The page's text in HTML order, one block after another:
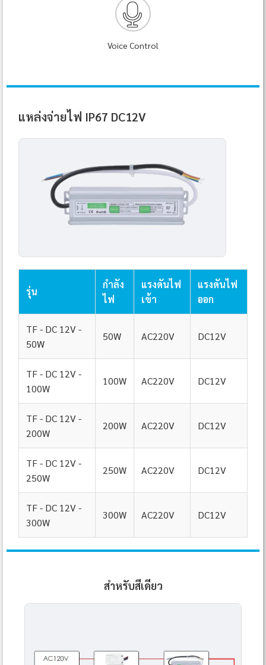
Voice Control
แหล่งจ่ายไฟ IP67 DC12V
รุ่น
กำลัง
ไฟ
แรงดันไฟ
เข้า
แรงดันไฟ
ออก
TF - DC 12V -
50W
50W AC220V DC12V
TF - DC 12V -
100W
100W AC220V DC12V
TF - DC 12V -
200W
200W AC220V DC12V
TF - DC 12V -
250W
250W AC220V DC12V
TF - DC 12V -
300W
300W AC220V DC12V
สำหรับสีเดียว